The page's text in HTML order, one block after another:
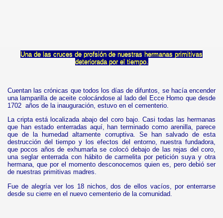
Una de las cruces de profsión de nuestras hermanas primitivas
deteriorada por el tiempo.
Cuentan las crónicas que todos los días de difuntos, se hacía encender
una lamparilla de aceite colocándose al lado del Ecce Homo que desde
1702 años de la inauguración, estuvo en el cementerio.
La cripta está localizada abajo del coro bajo. Casi todas las hermanas
que han estado enterradas aquí, han terminado como arenilla, parece
que de la humedad altamente corruptiva. Se han salvado de esta
destrucción del tiempo y los efectos del entorno, nuestra fundadora,
que pocos años de exhumarla se colocó debajo de las rejas del coro,
una seglar enterrada con hábito de carmelita por petición suya y otra
hermana, que por el momento desconocemos quien es, pero debió ser
de nuestras primitivas madres.
Fue de alegría ver los 18 nichos, dos de ellos vacíos, por enterrarse
desde su cierre en el nuevo cementerio de la comunidad.